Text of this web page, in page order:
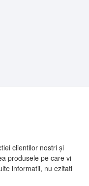
clientilor nostri și
produsele pe care vi
informatii, nu ezitati